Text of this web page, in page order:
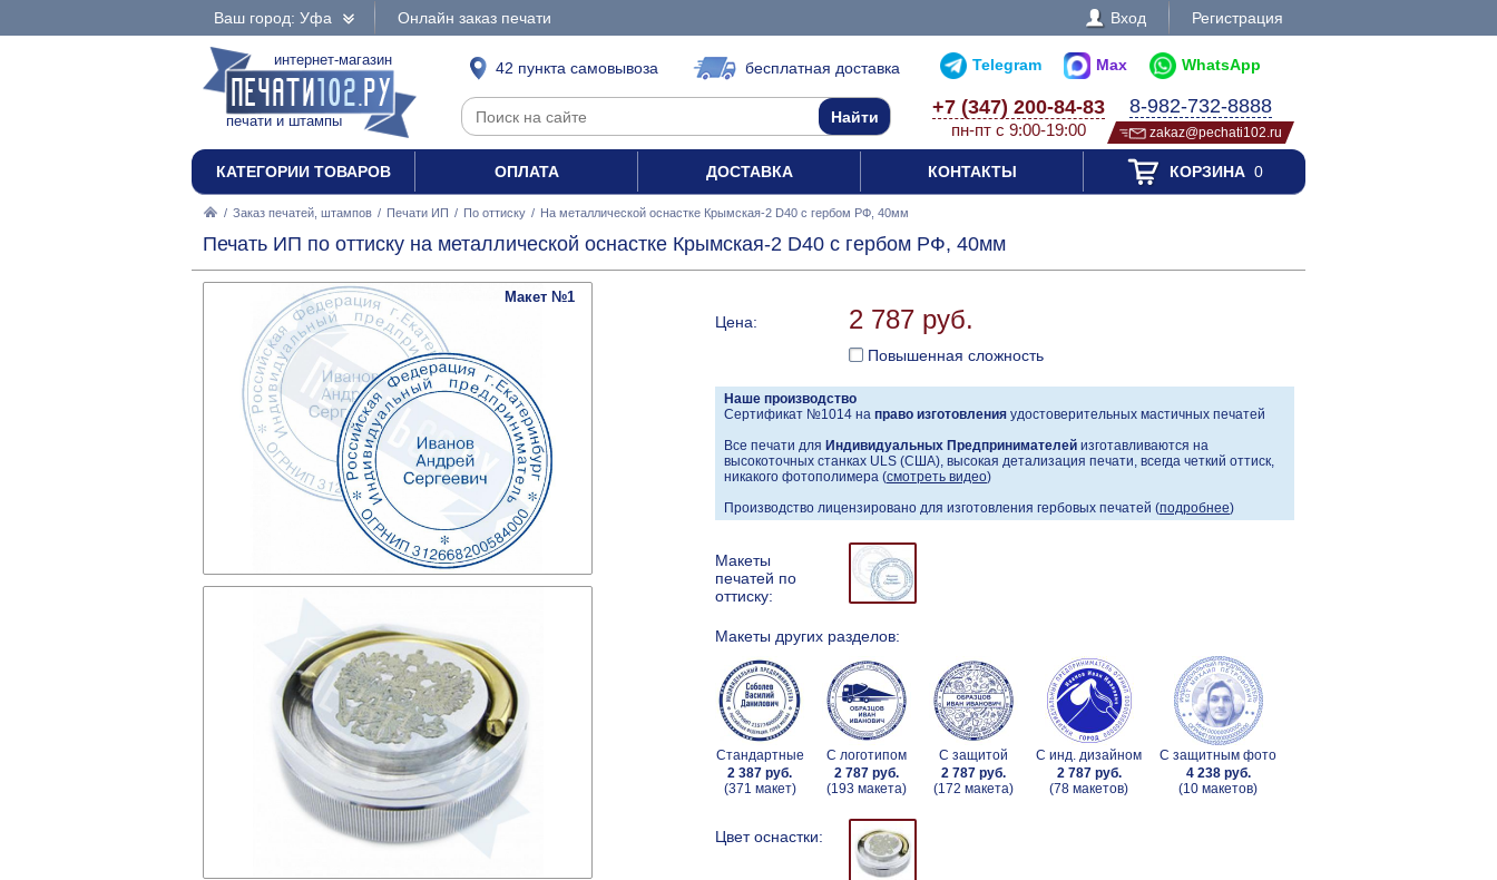
Ваш город: Уфа Онлайн заказ печати Вход Регистрация
интернет-магазин
печати и штампы
42 пункта самовывоза бесплатная доставка Telegram Max WhatsApp
+7 (347) 200-84-83
пн-пт с 9:00-19:00
8-982-732-8888
zakaz@pechati102.ru
КАТЕГОРИИ ТОВАРОВ ОПЛАТА ДОСТАВКА КОНТАКТЫ КОРЗИНА0
/ Заказ печатей, штампов / Печати ИП / По оттиску / На металлической оснастке Крымская-2 D40 с гербом РФ, 40мм
Печать ИП по оттиску на металлической оснастке Крымская-2 D40 с гербом РФ, 40мм
Цена: 2 787 руб.
Повышенная сложность
Наше производство
Сертификат №1014 на право изготовления удостоверительных мастичных печатей
Все печати для Индивидуальных Предпринимателей изготавливаются на
высокоточных станках ULS (США), высокая детализация печати, всегда четкий оттиск,
никакого фотополимера (смотреть видео)
Производство лицензировано для изготовления гербовых печатей (подробнее)
Макеты
печатей по
оттиску:
Макеты других разделов:
Стандартные
2 387 руб.
(371 макет)
С логотипом
2 787 руб.
(193 макета)
С защитой
2 787 руб.
(172 макета)
С инд. дизайном
2 787 руб.
(78 макетов)
С защитным фото
4 238 руб.
(10 макетов)
Цвет оснастки:
Макет №1